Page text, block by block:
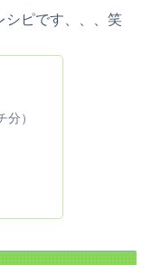
シピです、、、笑
）